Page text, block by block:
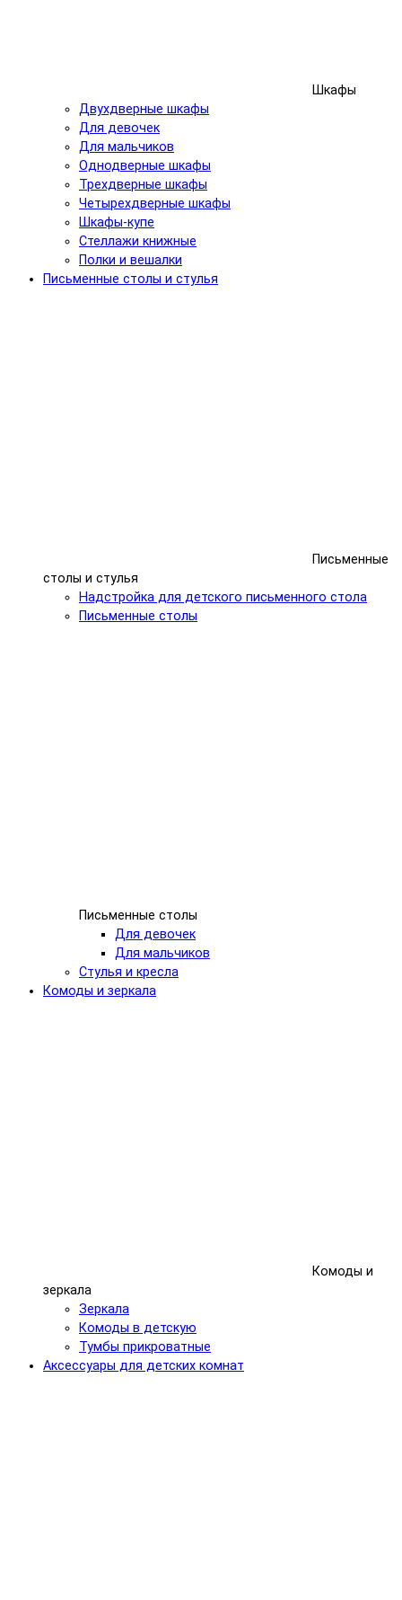
Шкафы
Двухдверные шкафы
Для девочек
Для мальчиков
Однодверные шкафы
Трехдверные шкафы
Четырехдверные шкафы
Шкафы-купе
Стеллажи книжные
Полки и вешалки
Письменные столы и стулья
Письменные
столы и стулья
Надстройка для детского письменного стола
Письменные столы
Письменные столы
Для девочек
Для мальчиков
Стулья и кресла
Комоды и зеркала
Комоды и
зеркала
Зеркала
Комоды в детскую
Тумбы прикроватные
Аксессуары для детских комнат